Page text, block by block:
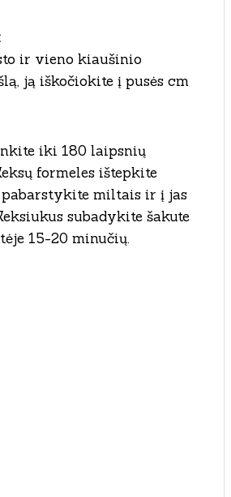
ir vieno kiaušinio
ją iškočiokite į pusės cm
iki 180 laipsnių
formeles ištepkite
miltais ir į jas
subadykite šakute
15-20 minučių.